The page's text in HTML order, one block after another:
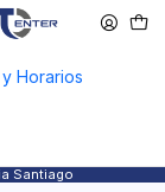
Horarios
Santiago